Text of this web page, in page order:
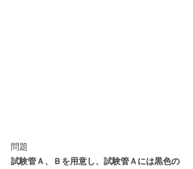
問題
試験管Ａ、Ｂを用意し、試験管Ａには黒色の